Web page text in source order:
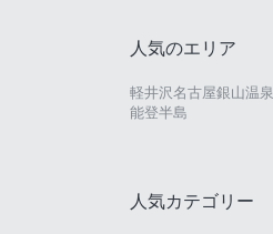
人気のエリア
軽井沢名古屋銀山温泉
能登半島
人気カテゴリー